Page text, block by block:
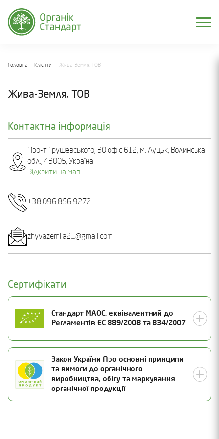
Головна Клієнти Жива-Земля, ТОВ
Жива-Земля, ТОВ
Контактна інформація
Про-т Грушевського, 30 офіс 612, м. Луцьк, Волинська
обл., 43005, Україна
Відкрити на мапі
+38 096 856 9272
zhyvazemlia21@gmail.com
Сертифікати
Стандарт МАОС, еквівалентний до
Регламентів ЄС 889/2008 та 834/2007
Номер сертифікату
23-1763-02-01
Статус
Скасований 21.08.2024
Дата видачі
Закон України Про основні принципи
та вимоги до органічного
виробництва, обігу та маркування
органічної продукції